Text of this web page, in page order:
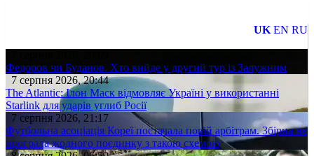
UK EN RU
Федоров чи Буданов. Хто вийде у другий тур із Залужним
7 серпня 2026, 20:44
The Atlantic: Ілон Маск відмовляє Україні у використанні
Starlink для ударів углиб Росії
7 серпня 2026, 21:17
Футбольна асоціація Кореї постачала повій арбітрам. Збірна не
програла жодного поєдинку з такою схемою